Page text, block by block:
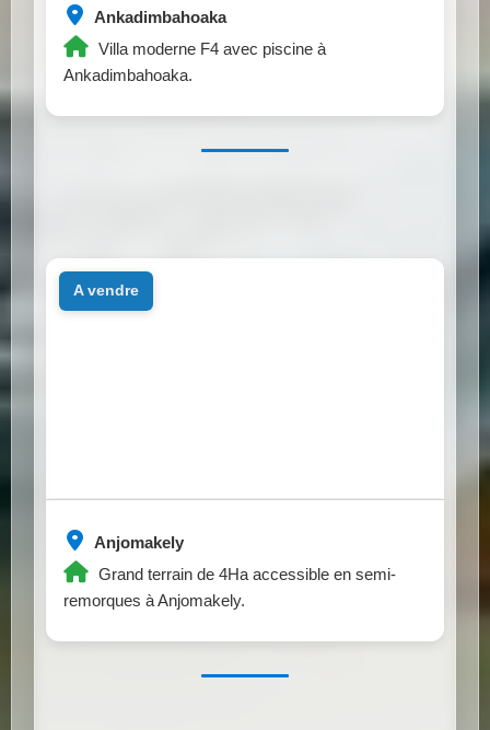
Ankadimbahoaka
Villa moderne F4 avec piscine à
Ankadimbahoaka.
Anjomakely
Grand terrain de 4Ha accessible en semi-
remorques à Anjomakely.
a vendre